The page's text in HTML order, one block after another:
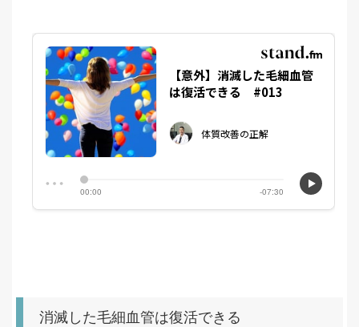
消滅した毛細血管は復活できる